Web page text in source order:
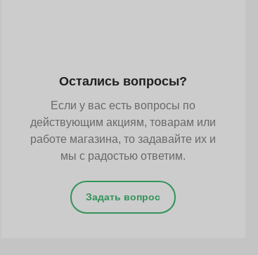
Остались вопросы?
Если у вас есть вопросы по
действующим акциям, товарам или
работе магазина, то задавайте их и
мы с радостью ответим.
Задать вопрос